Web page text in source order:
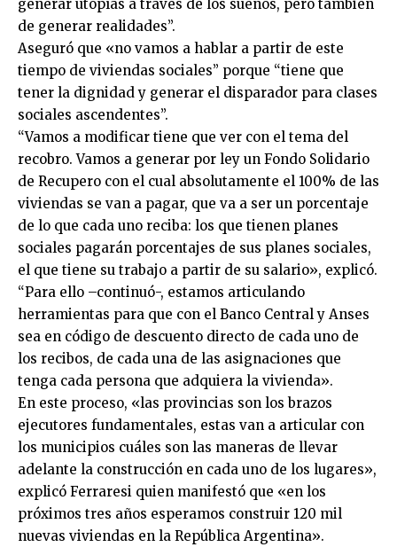
generar utopías a través de los sueños, pero también
de generar realidades”.
Aseguró que «no vamos a hablar a partir de este
tiempo de viviendas sociales” porque “tiene que
tener la dignidad y generar el disparador para clases
sociales ascendentes”.
“Vamos a modificar tiene que ver con el tema del
recobro. Vamos a generar por ley un Fondo Solidario
de Recupero con el cual absolutamente el 100% de las
viviendas se van a pagar, que va a ser un porcentaje
de lo que cada uno reciba: los que tienen planes
sociales pagarán porcentajes de sus planes sociales,
el que tiene su trabajo a partir de su salario», explicó.
“Para ello –continuó-, estamos articulando
herramientas para que con el Banco Central y Anses
sea en código de descuento directo de cada uno de
los recibos, de cada una de las asignaciones que
tenga cada persona que adquiera la vivienda».
En este proceso, «las provincias son los brazos
ejecutores fundamentales, estas van a articular con
los municipios cuáles son las maneras de llevar
adelante la construcción en cada uno de los lugares»,
explicó Ferraresi quien manifestó que «en los
próximos tres años esperamos construir 120 mil
nuevas viviendas en la República Argentina».